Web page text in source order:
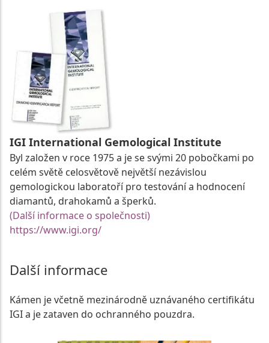
IGI International Gemological Institute
Byl založen v roce 1975 a je se svými 20 pobočkami po
celém světě celosvětově největší nezávislou
gemologickou laboratoří pro testování a hodnocení
diamantů, drahokamů a šperků.
(Další informace o společnosti)
https://www.igi.org/
Další informace
Kámen je včetně mezinárodně uznávaného certifikátu
IGI a je zataven do ochranného pouzdra.